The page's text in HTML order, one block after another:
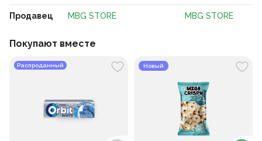
Продавец MBG STORE MBG STORE
Покупают вместе
Распроданный Новый